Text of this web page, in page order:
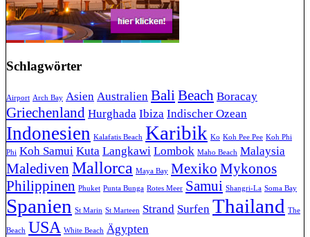
Schlagwörter
Airport Arch Bay Asien Australien Bali Beach Boracay
Griechenland Hurghada Ibiza Indischer Ozean
Indonesien Kalafatis Beach Karibik Ko Koh Pee Pee Koh Phi
Phi Koh Samui Kuta Langkawi Lombok Maho Beach Malaysia
Malediven Mallorca Maya Bay Mexiko Mykonos
Philippinen Phuket Punta Bunga Rotes Meer Samui Shangri-La Soma Bay
Spanien St Marin St Marteen Strand Surfen Thailand The
Beach USA White Beach Ägypten